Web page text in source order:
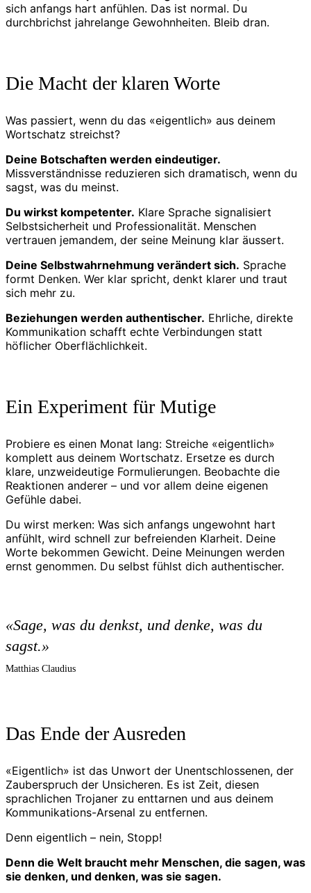
sich anfangs hart anfühlen. Das ist normal. Du
durchbrichst jahrelange Gewohnheiten. Bleib dran.
Die Macht der klaren Worte
Was passiert, wenn du das «eigentlich» aus deinem
Wortschatz streichst?
Deine Botschaften werden eindeutiger.
Missverständnisse reduzieren sich dramatisch, wenn du
sagst, was du meinst.
Du wirkst kompetenter. Klare Sprache signalisiert
Selbstsicherheit und Professionalität. Menschen
vertrauen jemandem, der seine Meinung klar äussert.
Deine Selbstwahrnehmung verändert sich. Sprache
formt Denken. Wer klar spricht, denkt klarer und traut
sich mehr zu.
Beziehungen werden authentischer. Ehrliche, direkte
Kommunikation schafft echte Verbindungen statt
höflicher Oberflächlichkeit.
Ein Experiment für Mutige
Probiere es einen Monat lang: Streiche «eigentlich»
komplett aus deinem Wortschatz. Ersetze es durch
klare, unzweideutige Formulierungen. Beobachte die
Reaktionen anderer – und vor allem deine eigenen
Gefühle dabei.
Du wirst merken: Was sich anfangs ungewohnt hart
anfühlt, wird schnell zur befreienden Klarheit. Deine
Worte bekommen Gewicht. Deine Meinungen werden
ernst genommen. Du selbst fühlst dich authentischer.
«Sage, was du denkst, und denke, was du
sagst.»
Matthias Claudius
Das Ende der Ausreden
«Eigentlich» ist das Unwort der Unentschlossenen, der
Zauberspruch der Unsicheren. Es ist Zeit, diesen
sprachlichen Trojaner zu enttarnen und aus deinem
Kommunikations-Arsenal zu entfernen.
Denn eigentlich – nein, Stopp!
Denn die Welt braucht mehr Menschen, die sagen, was
sie denken, und denken, was sie sagen.